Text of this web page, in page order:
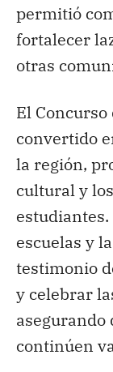
permitió
fortalecer
otras
El
convertido
la región,
cultural y
escuelas y
testimonio
y celebrar
asegurando
continúen